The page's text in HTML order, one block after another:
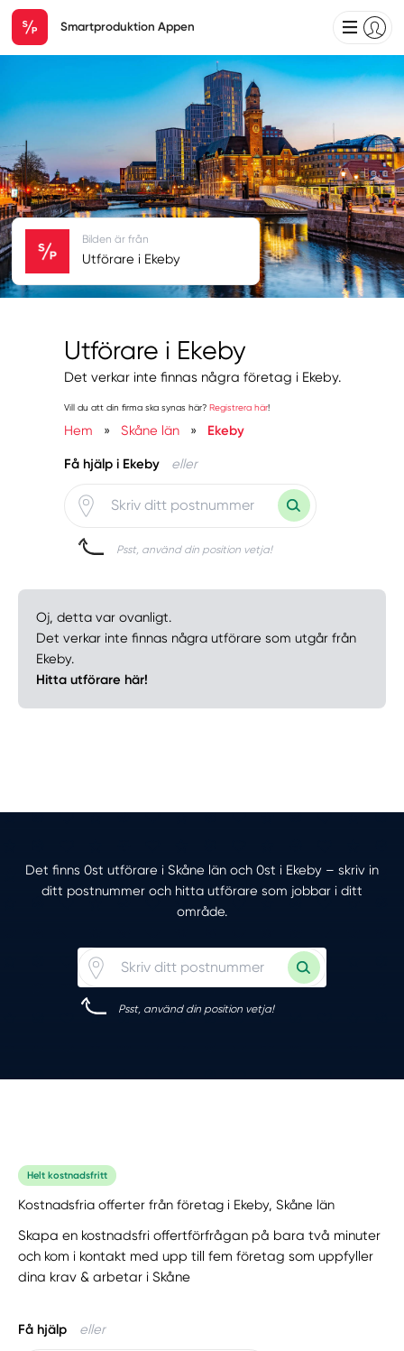
Smartproduktion Appen
Utförare i Ekeby
Det verkar inte finnas några företag i Ekeby.
Vill du att din firma ska synas här? Registrera här!
Hem » Skåne län » Ekeby
Få hjälp i Ekeby eller
Psst, använd din position vetja!
Bilden är från
Utförare i Ekeby
Oj, detta var ovanligt.
Det verkar inte finnas några utförare som utgår från
Ekeby.
Hitta utförare här!
Det finns 0st utförare i Skåne län och 0st i Ekeby – skriv in
ditt postnummer och hitta utförare som jobbar i ditt
område.
Psst, använd din position vetja!
Helt kostnadsfritt
Kostnadsfria offerter från företag i Ekeby, Skåne län
Skapa en kostnadsfri offertförfrågan på bara två minuter
och kom i kontakt med upp till fem företag som uppfyller
dina krav & arbetar i Skåne
Få hjälp eller